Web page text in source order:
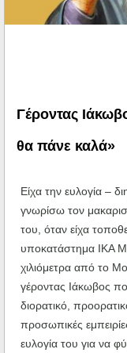
Ηχητικά
Γέροντας
θα πάνε καλά»
Είχα την ευλογία –
γνωρίσω τον
του, όταν είχα
υποκατάστημα ΙΚΑ
χιλιόμετρα από το
γέροντας Ιάκωβος
διορατικό,
προσωπικές
ευλογία του για να